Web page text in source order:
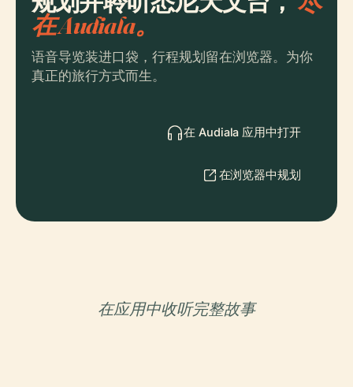
在 Audiala。
语音导览装进口袋，行程规划留在浏览器。为你
真正的旅行方式而生。
在 Audiala 应用中打开
在浏览器中规划
在应用中收听完整故事